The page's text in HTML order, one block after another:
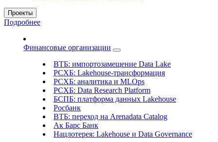
Проекты
Подробнее
Финансовые организации
ВТБ: импортозамещение Data Lake
РСХБ: Lakehouse-трансформация
РСХБ: аналитика и MLOps
РСХБ: Data Research Platform
БСПБ: платформа данных Lakehouse
Росбанк
ВТБ: переход на Arenadata Catalog
Ак Барс Банк
Нацлотерея: Lakehouse и Data Governance